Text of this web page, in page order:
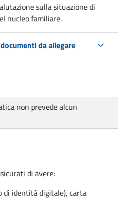
sulla situazione di
nucleo familiare.
da allegare
non prevede alcun
di avere:
di identità digitale), carta